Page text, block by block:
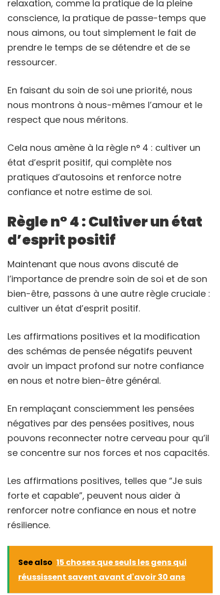
relaxation, comme la pratique de la pleine
conscience, la pratique de passe-temps que
nous aimons, ou tout simplement le fait de
prendre le temps de se détendre et de se
ressourcer.
En faisant du soin de soi une priorité, nous
nous montrons à nous-mêmes l’amour et le
respect que nous méritons.
Cela nous amène à la règle n° 4 : cultiver un
état d’esprit positif, qui complète nos
pratiques d’autosoins et renforce notre
confiance et notre estime de soi.
Règle n° 4 : Cultiver un état
d’esprit positif
Maintenant que nous avons discuté de
l’importance de prendre soin de soi et de son
bien-être, passons à une autre règle cruciale :
cultiver un état d’esprit positif.
Les affirmations positives et la modification
des schémas de pensée négatifs peuvent
avoir un impact profond sur notre confiance
en nous et notre bien-être général.
En remplaçant consciemment les pensées
négatives par des pensées positives, nous
pouvons reconnecter notre cerveau pour qu’il
se concentre sur nos forces et nos capacités.
Les affirmations positives, telles que “Je suis
forte et capable”, peuvent nous aider à
renforcer notre confiance en nous et notre
résilience.
See also 15 choses que seuls les gens qui
réussissent savent avant d'avoir 30 ans